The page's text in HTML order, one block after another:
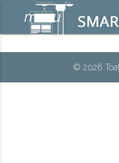
menu
© 2026